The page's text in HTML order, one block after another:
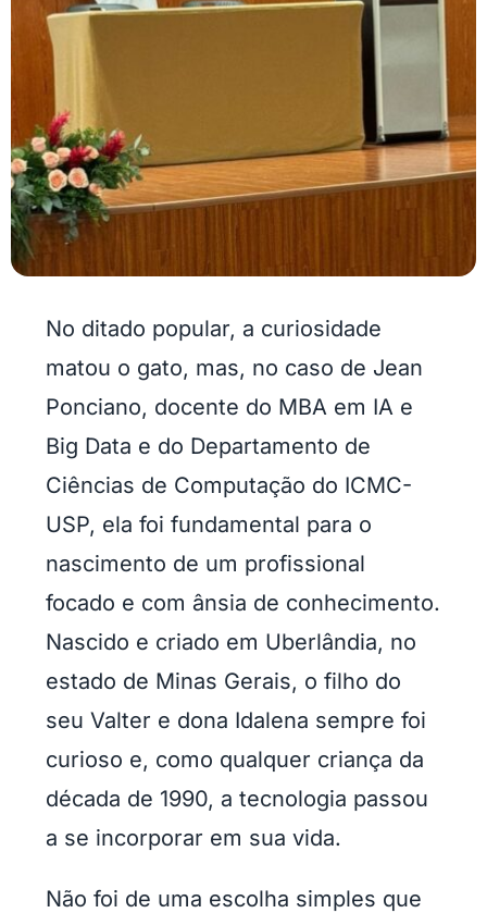
No ditado popular, a curiosidade
matou o gato, mas, no caso de Jean
Ponciano, docente do MBA em IA e
Big Data e do Departamento de
Ciências de Computação do ICMC-
USP, ela foi fundamental para o
nascimento de um profissional
focado e com ânsia de conhecimento.
Nascido e criado em Uberlândia, no
estado de Minas Gerais, o filho do
seu Valter e dona Idalena sempre foi
curioso e, como qualquer criança da
década de 1990, a tecnologia passou
a se incorporar em sua vida.
Não foi de uma escolha simples que